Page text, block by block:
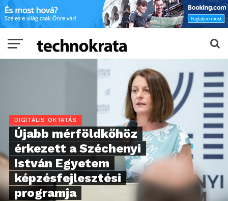
DIGITÁLIS OKTATÁS
Újabb mérföldkőhöz
érkezett a Széchenyi
István Egyetem
képzésfejlesztési
programja